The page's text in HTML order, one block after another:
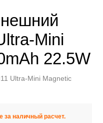
Mini
22.5W
Ultra-Mini Magnetic
за наличный расчет.